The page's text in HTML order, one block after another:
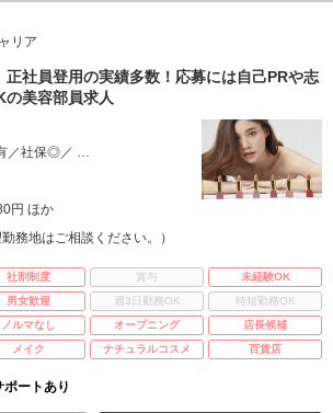
リア
正社員登用の実績多数！応募には自己PRや志
の美容部員求人
／社保◎／ …
円 ほか
務地はご相談ください。）
社割制度 賞与
未経験OK
男女歓迎 週3日勤務OK
時短勤務OK
ノルマなし オープニング
店長候補
メイク ナチュラルコスメ 百貨店
ポートあり